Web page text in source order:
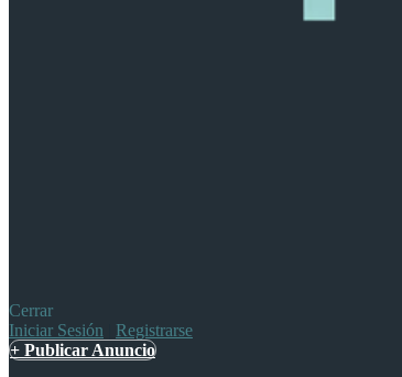
Cerrar
Iniciar Sesión
Registrarse
+ Publicar Anuncio